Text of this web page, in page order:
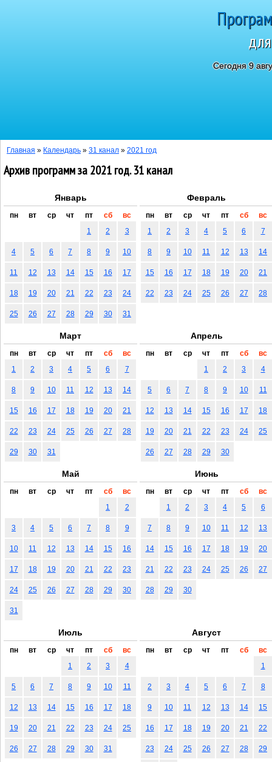
Сегодня 9
Главная » Календарь » 31 канал » 2021 год
Архив программ за 2021 год. 31 канал
Январь
пн вт ср чт пт сб
вс
1
2 3
4 5 6 7 8 9 10
11 12 13 14 15 16 17
18 19 20 21 22 23 24
25 26 27 28 29 30 31
Февраль
пн вт ср чт пт сб
вс
1
2 3 4 5 6 7
8 9 10 11 12 13 14
15 16 17 18 19 20 21
22 23 24 25 26 27 28
Март
пн вт ср чт пт сб
вс
1
2 3 4 5 6 7
8 9 10 11 12 13 14
15 16 17 18 19 20 21
22 23 24 25 26 27 28
29 30 31
Апрель
пн вт ср чт пт сб
вс
1
2 3 4
5 6 7 8 9 10 11
12 13 14 15 16 17 18
19 20 21 22 23 24 25
26 27 28 29 30
Май
пн вт ср чт пт сб
вс
1
2
3 4 5 6 7 8 9
10 11 12 13 14 15 16
17 18 19 20 21 22 23
24 25 26 27 28 29 30
31
Июнь
пн вт ср чт пт сб
вс
1
2 3 4 5 6
7 8 9 10 11 12 13
14 15 16 17 18 19 20
21 22 23 24 25 26 27
28 29 30
Июль
пн вт ср чт пт сб
вс
1
2 3 4
5 6 7 8 9 10 11
12 13 14 15 16 17 18
19 20 21 22 23 24 25
26 27 28 29 30 31
Август
пн вт ср чт пт сб
вс
1
2 3 4 5 6 7 8
9 10 11 12 13 14 15
16 17 18 19 20 21 22
23 24 25 26 27 28 29